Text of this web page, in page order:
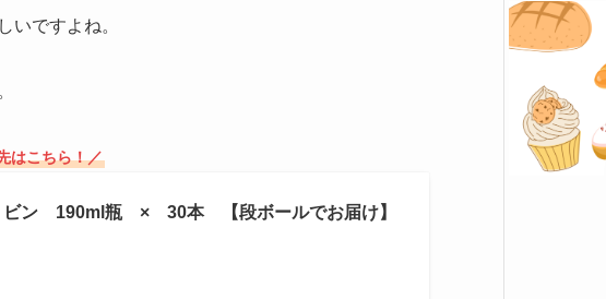
いですよね。
はこちら！／
ビン 190ml瓶 × 30本 【段ボールでお届け】